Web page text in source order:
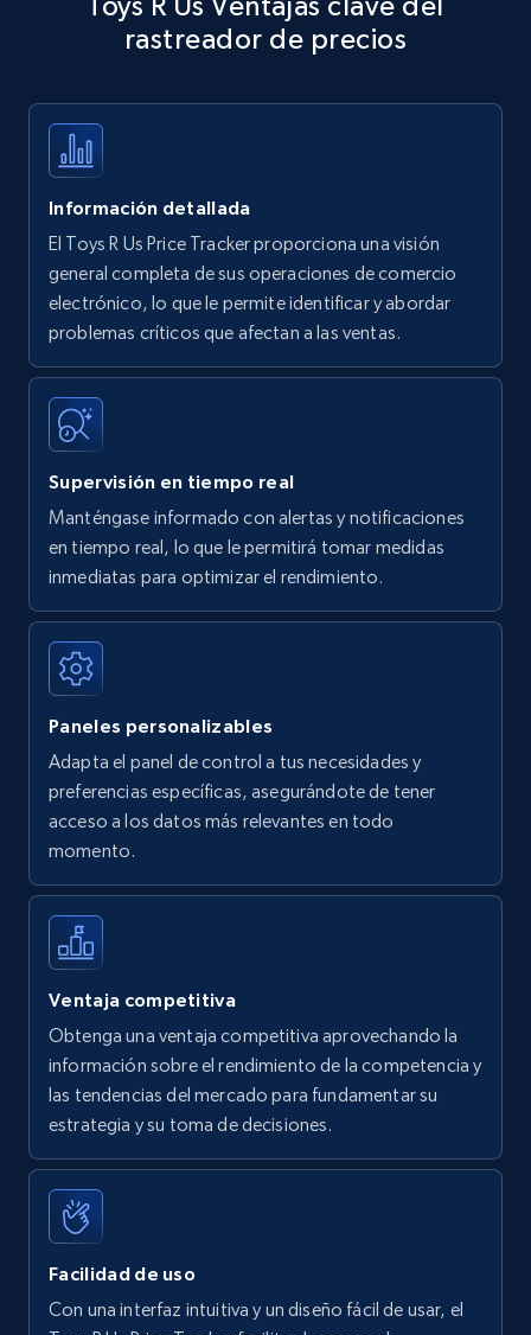
Title, Seller name, Brand, Description, Initial
35.2K+
Amazon products - find products by using
upc numbers
Title, Seller name, Brand, Description, Initial
price, Currency, Availability, Reviews count, and
35.2K+
Amazon Reviews
URL, Product name, Product rating, Product
Author name, Asin, and more.
7.4K+ 870+
Walmart - products
Specifications, Image urls, Top reviews, and
more.
5.6K+ 875+
Walmart - products - Find new products by
using specific category URL
URL, Final price, Sku, Currency, Gtin,
Specifications, Image urls, Top reviews, and
more.
rastreador de precios
Información detallada
El Toys R Us Price Tracker proporciona una visión
general completa de sus operaciones de comercio
electrónico, lo que le permite identificar y abordar
problemas críticos que afectan a las ventas.
Supervisión en tiempo real
Manténgase informado con alertas y notificaciones
en tiempo real, lo que le permitirá tomar medidas
inmediatas para optimizar el rendimiento.
Paneles personalizables
Adapta el panel de control a tus necesidades y
preferencias específicas, asegurándote de tener
acceso a los datos más relevantes en todo
momento.
Ventaja competitiva
Obtenga una ventaja competitiva aprovechando la
información sobre el rendimiento de la competencia y
las tendencias del mercado para fundamentar su
estrategia y su toma de decisiones.
Facilidad de uso
Con una interfaz intuitiva y un diseño fácil de usar, el